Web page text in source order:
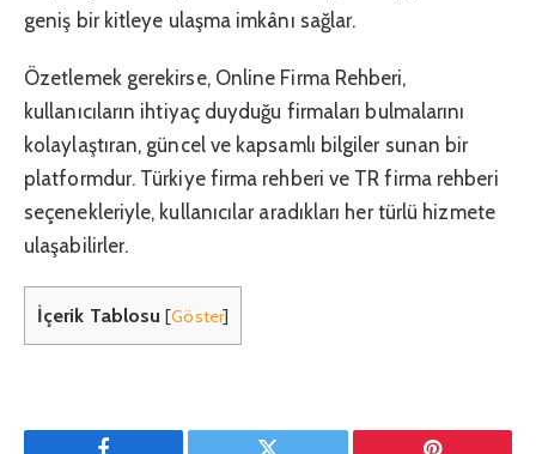
geniş bir kitleye ulaşma imkânı sağlar.
Özetlemek gerekirse, Online Firma Rehberi,
kullanıcıların ihtiyaç duyduğu firmaları bulmalarını
kolaylaştıran, güncel ve kapsamlı bilgiler sunan bir
platformdur. Türkiye firma rehberi ve TR firma rehberi
seçenekleriyle, kullanıcılar aradıkları her türlü hizmete
ulaşabilirler.
İçerik Tablosu [Göster]